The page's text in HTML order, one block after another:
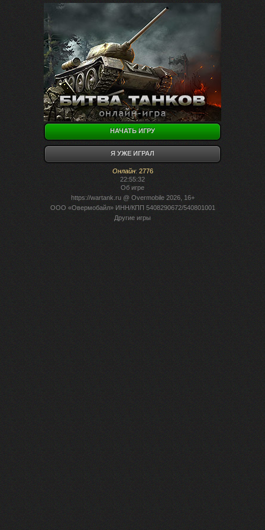
НАЧАТЬ ИГРУ
Я УЖЕ ИГРАЛ
Онлайн: 2776
22:55:32
Об игре
https://wartank.ru@ Overmobile 2026, 16+
ООО «Овермобайл» ИНН/КПП 5408290672/540801001
Другие игры